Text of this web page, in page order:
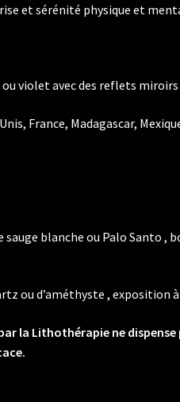
et sérénité physique et
violet avec des reflets miroirs
France, Madagascar,
blanche ou Palo Santo ,
ou d’améthyste , exposition
la Lithothérapie ne dispense